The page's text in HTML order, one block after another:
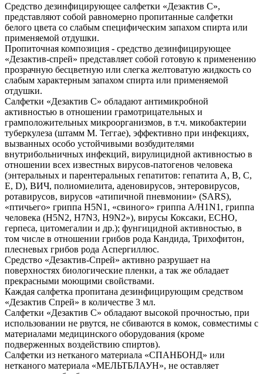
Средство дезинфицирующее салфетки «Дезактив С»,
представляют собой равномерно пропитанные салфетки
белого цвета со слабым специфическим запахом спирта или
применяемой отдушки.
Пропиточная композиция - средство дезинфицирующее
«Дезактив-спрей» представляет собой готовую к применению
прозрачную бесцветную или слегка желтоватую жидкость со
слабым характерным запахом спирта или применяемой
отдушки.
Салфетки «Дезактив С» обладают антимикробной
активностью в отношении грамотрицательных и
грамположительных микроорганизмов, в т.ч. микобактерии
туберкулеза (штамм М. Теггае), эффективно при инфекциях,
вызванных особо устойчивыми возбудителями
внутрибольничных инфекций, вирулицидной активностью в
отношении всех известных вирусов-патогенов человека
(энтеральных и парентеральных гепатитов: гепатита А, В, С,
Е, D), ВИЧ, полиомиелита, аденовирусов, энтеровирусов,
ротавирусов, вирусов «атипичной пневмонии» (SARS),
«птичьего» гриппа H5N1, «свиного» гриппа A/H1N1, гриппа
человека (H5N2, H7N3, H9N2»), вирусы Коксаки, ECHO,
герпеса, цитомегалии и др.); фунгицидной активностью, в
том числе в отношении грибов рода Кандида, Трихофитон,
плесневых грибов рода Аспергиллюс.
Средство «Дезактив-Спрей» активно разрушает на
поверхностях биологические пленки, а так же обладает
прекрасными моющими свойствами.
Каждая салфетка пропитана дезинфицирующим средством
«Дезактив Спрей» в количестве 3 мл.
Салфетки «Дезактив С» обладают высокой прочностью, при
использовании не рвутся, не сбиваются в комок, совместимы с
материалами медицинского оборудования (кроме
подверженных воздействию спиртов).
Салфетки из нетканого материала «СПАНБОНД» или
нетканого материала «МЕЛЬТБЛАУН», не оставляет